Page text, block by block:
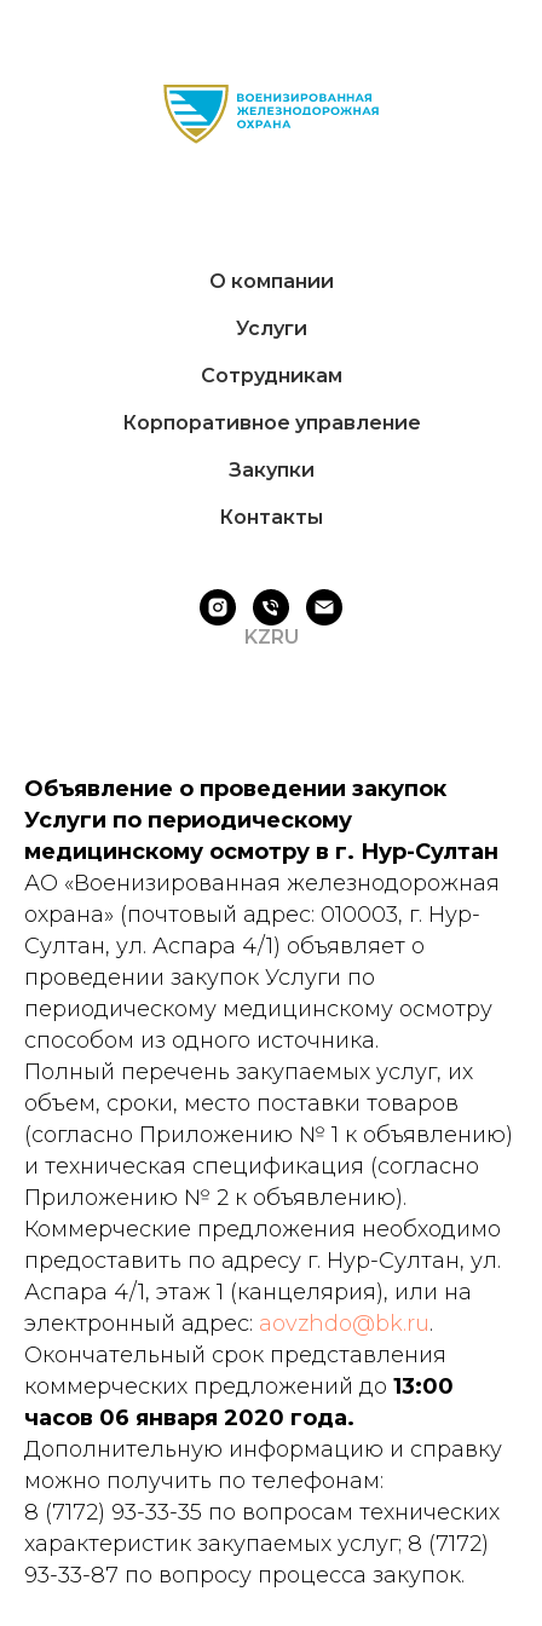
О компании
Услуги
Сотрудникам
Корпоративное управление
Закупки
Контакты
KZ RU
Объявление о проведении закупок
Услуги по периодическому
медицинскому осмотру в г. Нур-Султан
АО «Военизированная железнодорожная
охрана» (почтовый адрес: 010003, г. Нур-
Султан, ул. Аспара 4/1) объявляет о
проведении закупок Услуги по
периодическому медицинскому осмотру
способом из одного источника.
Полный перечень закупаемых услуг, их
объем, сроки, место поставки товаров
(согласно Приложению № 1 к объявлению)
и техническая спецификация (согласно
Приложению № 2 к объявлению).
Коммерческие предложения необходимо
предоставить по адресу г. Нур-Султан, ул.
Аспара 4/1, этаж 1 (канцелярия), или на
электронный адрес: aovzhdo@bk.ru.
Окончательный срок представления
коммерческих предложений до 13:00
часов 06 января 2020 года.
Дополнительную информацию и справку
можно получить по телефонам:
8 (7172) 93-33-35 по вопросам технических
характеристик закупаемых услуг; 8 (7172)
93-33-87 по вопросу процесса закупок.